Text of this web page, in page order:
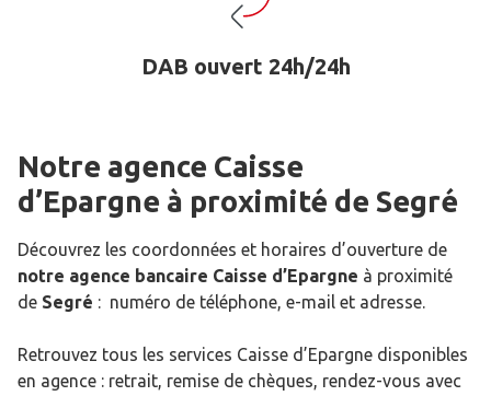
DAB ouvert 24h/24h
Notre agence Caisse
d’Epargne à proximité de Segré
Découvrez les coordonnées et horaires d’ouverture de
notre agence bancaire Caisse d’Epargne à proximité
de Segré : numéro de téléphone, e-mail et adresse.
Retrouvez tous les services Caisse d’Epargne disponibles
en agence : retrait, remise de chèques, rendez-vous avec